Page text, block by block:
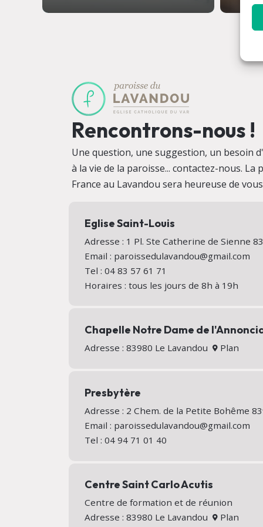
Rencontrons-nous !
Une question, une suggestion, un besoin
à la vie de la paroisse... contactez-nous. La
France au Lavandou sera heureuse de
Eglise Saint-Louis
Adresse : 1 Pl. Ste Catherine de Sienne
Email : paroissedulavandou@gmail.com
Tel : 04 83 57 61 71
Horaires : tous les jours de 8h à 19h
Chapelle Notre Dame de
Adresse : 83980 Le Lavandou Plan
Presbytère
Adresse : 2 Chem. de la Petite Bohême
Email : paroissedulavandou@gmail.com
Tel : 04 94 71 01 40
Centre Saint Carlo Acutis
Centre de formation et de réunion
Adresse : 83980 Le Lavandou
Plan